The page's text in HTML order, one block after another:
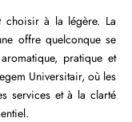
choisir à la légère. La
offre quelconque se
pratique et
Universitair, où les
services et à la clarté